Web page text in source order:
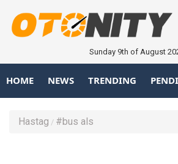
Sunday 9th of August
HOME NEWS TRENDING
Hastag #bus als